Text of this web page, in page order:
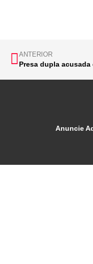
ANTERIOR
Anuncie